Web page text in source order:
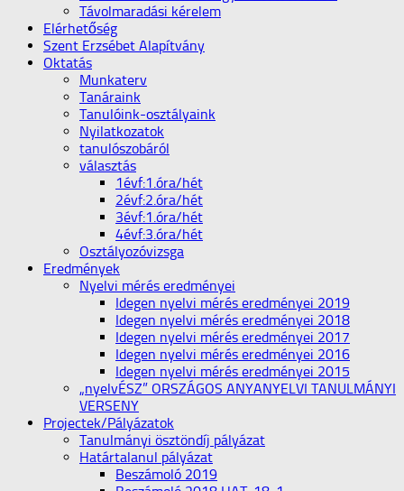
Távolmaradási kérelem
Elérhetőség
Szent Erzsébet Alapítvány
Oktatás
Munkaterv
Tanáraink
Tanulóink-osztályaink
Nyilatkozatok
tanulószobáról
választás
1évf:1.óra/hét
2évf:2.óra/hét
3évf:1.óra/hét
4évf:3.óra/hét
Osztályozóvizsga
Eredmények
Nyelvi mérés eredményei
Idegen nyelvi mérés eredményei 2019
Idegen nyelvi mérés eredményei 2018
Idegen nyelvi mérés eredményei 2017
Idegen nyelvi mérés eredményei 2016
Idegen nyelvi mérés eredményei 2015
„nyelvÉSZ” ORSZÁGOS ANYANYELVI TANULMÁNYI
VERSENY
Projectek/Pályázatok
Tanulmányi ösztöndíj pályázat
Határtalanul pályázat
Beszámoló 2019